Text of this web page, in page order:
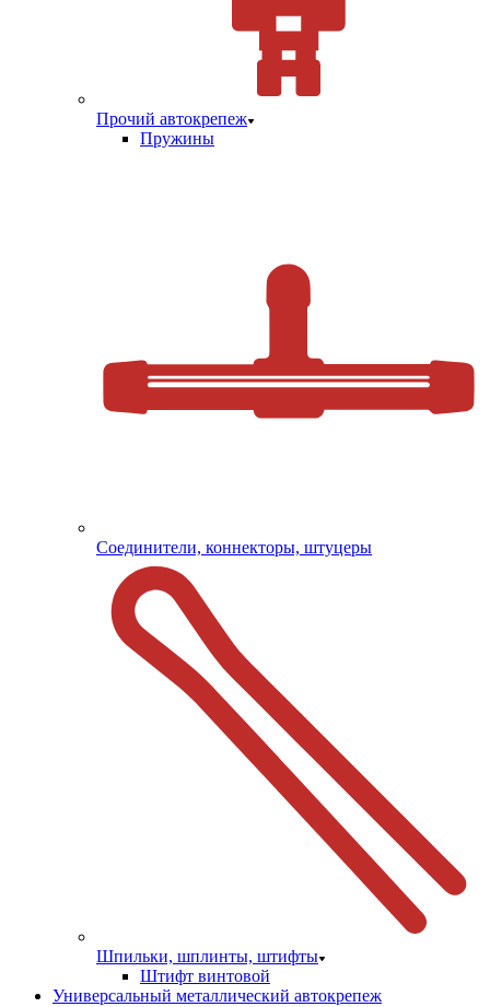
Прочий автокрепеж
Пружины
Соединители, коннекторы, штуцеры
Шпильки, шплинты, штифты
Штифт винтовой
Универсальный металлический автокрепеж